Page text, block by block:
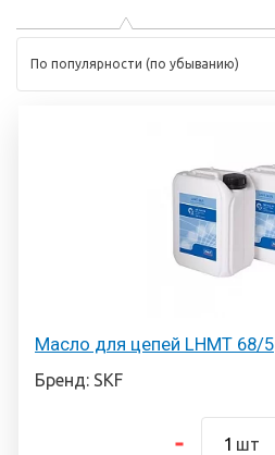
По популярности (по убыванию)
Масло для цепей LHMT 68/5
Бренд: SKF
шт